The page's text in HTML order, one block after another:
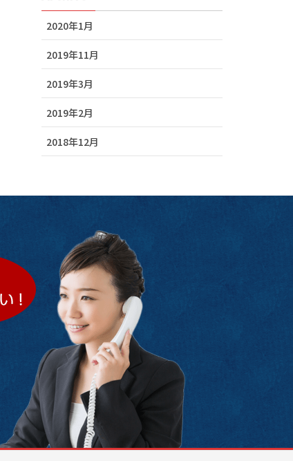
2020年1月
2019年11月
2019年3月
2019年2月
2018年12月